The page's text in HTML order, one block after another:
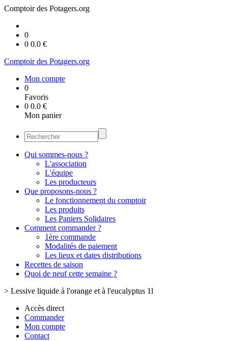
Comptoir des Potagers.org
0
0 0.0 €
Comptoir des Potagers.org
Mon compte
0
Favoris
0 0.0 €
Mon panier
Qui sommes-nous ?
L'association
L'équipe
Les producteurs
Que proposons-nous ?
Le fonctionnement du comptoir
Les produits
Les Paniers Solidaires
Comment commander ?
1ère commande
Modalités de paiement
Les lieux et dates distributions
Recettes de saison
Quoi de neuf cette semaine ?
> Lessive liquide à l'orange et à l'eucalyptus 1l
Accès direct
Commander
Mon compte
Contact